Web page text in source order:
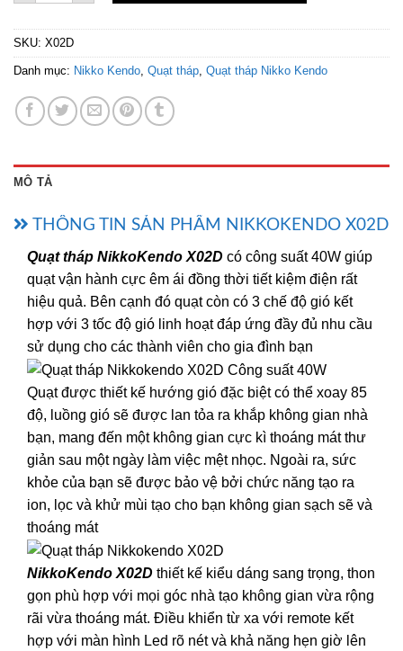
SKU: X02D
Danh mục: Nikko Kendo, Quạt tháp, Quạt tháp Nikko Kendo
MÔ TẢ
THÔNG TIN SẢN PHẨM NIKKOKENDO X02D
Quạt tháp NikkoKendo X02D có công suất 40W giúp
quạt vận hành cực êm ái đồng thời tiết kiệm điện rất
hiệu quả. Bên cạnh đó quạt còn có 3 chế độ gió kết
hợp với 3 tốc độ gió linh hoạt đáp ứng đầy đủ nhu cầu
sử dụng cho các thành viên cho gia đình bạn
Quạt được thiết kế hướng gió đặc biệt có thể xoay 85
độ, luồng gió sẽ được lan tỏa ra khắp không gian nhà
bạn, mang đến một không gian cực kì thoáng mát thư
giản sau một ngày làm việc mệt nhọc. Ngoài ra, sức
khỏe của bạn sẽ được bảo vệ bởi chức năng tạo ra
ion, lọc và khử mùi tạo cho bạn không gian sạch sẽ và
thoáng mát
NikkoKendo X02D thiết kế kiểu dáng sang trọng, thon
gọn phù hợp với mọi góc nhà tạo không gian vừa rộng
rãi vừa thoáng mát. Điều khiển từ xa với remote kết
hợp với màn hình Led rõ nét và khả năng hẹn giờ lên